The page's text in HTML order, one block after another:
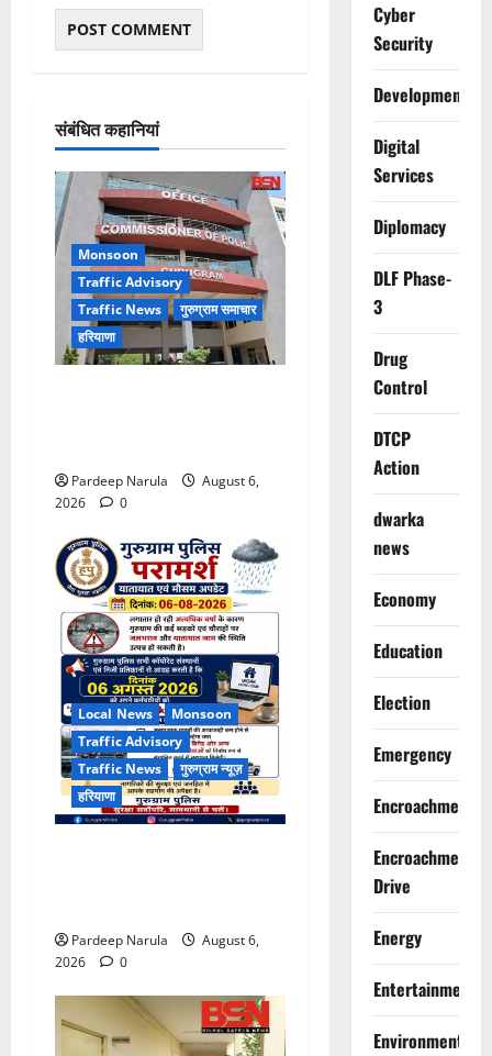
संबंधित कहानियां
Monsoon
Traffic Advisory
Traffic News
गुरुग्राम समाचार
हरियाणा
Pardeep Narula
August 6,
2026
0
Local News
Monsoon
Traffic Advisory
Traffic News
गुरुग्राम न्यूज़
हरियाणा
Pardeep Narula
August 6,
2026
0
Cyber
Security
Development
Digital
Services
Diplomacy
DLF Phase-
3
Drug
Control
DTCP
Action
dwarka
news
Economy
Education
Election
Emergency
Encroachment
Encroachment
Drive
Energy
Entertainment
Environment